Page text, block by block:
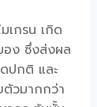
เกรน เกิด
อง ซึ่งส่งผล
ปกติ และ
ตัวมากกว่า